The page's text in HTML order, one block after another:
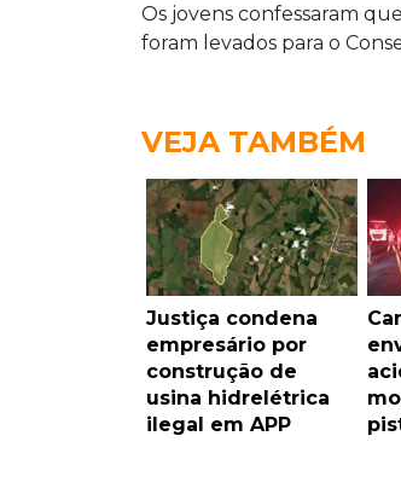
Os jovens confessaram
foram levados para o
VEJA TAMBÉM
Justiça condena
empresário por
construção de
usina hidrelétrica
ilegal em APP